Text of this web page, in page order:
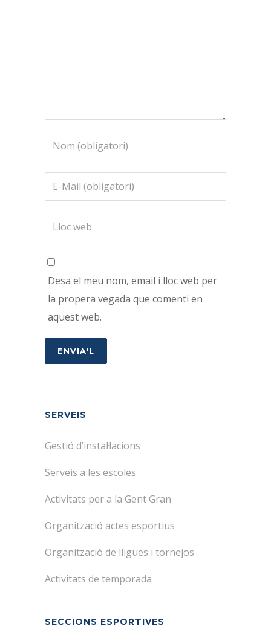
Desa el meu nom, email i lloc web per
la propera vegada que comenti en
aquest web.
SERVEIS
Gestió d’instal·lacions
Serveis a les escoles
Activitats per a la Gent Gran
Organització actes esportius
Organització de lligues i tornejos
Activitats de temporada
SECCIONS ESPORTIVES